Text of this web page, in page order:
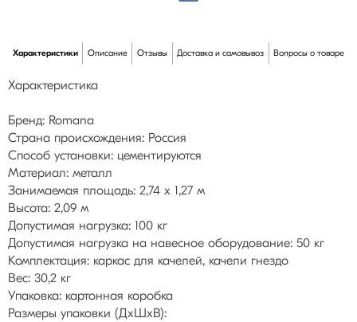
Характеристики Описание Отзывы Доставка и самовывоз Вопросы о товаре
Характеристика
Бренд: Romana
Страна происхождения: Россия
Способ установки: цементируются
Материал: металл
Занимаемая площадь: 2,74 х 1,27 м
Высота: 2,09 м
Допустимая нагрузка: 100 кг
Допустимая нагрузка на навесное оборудование: 50 кг
Комплектация: каркас для качелей, качели гнездо
Вес: 30,2 кг
Упаковка: картонная коробка
Размеры упаковки (ДхШхВ):